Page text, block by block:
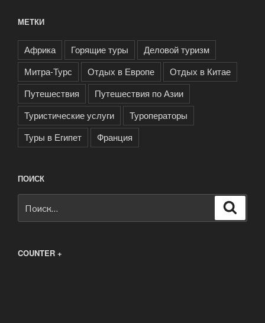
МЕТКИ
Африка Горящие туры
Деловой туризм
Митра-Турс
Отдых в Европе
Отдых в Китае
Путешествия
Путешествия по Азии
Туристические услуги
Туроператоры
Туры в Египет
Франция
ПОИСК
COUNTER +